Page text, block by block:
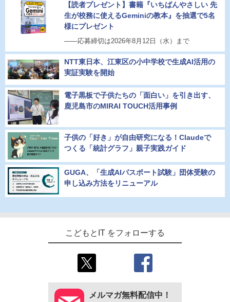
【読者プレゼント】書籍『いちばんやさしい 先
生が校務に使えるGeminiの教本』を抽選で5名
様にプレゼント
――応募締切は2026年8月12日（水）まで
NTT東日本、江東区の小中学校で生成AI活用の
実証実験を開始
電子黒板で子供たちの「面白い」を引き出す、
鹿児島市のMIRAI TOUCH活用事例
子供の「好き」が自由研究になる！Claudeで
つくる「統計グラフ」親子実践ガイド
GUGA、「生成AIパスポート試験」団体受験の
申し込み方法をリニューアル
こどもとIT をフォローする
メルマガ無料配信中！